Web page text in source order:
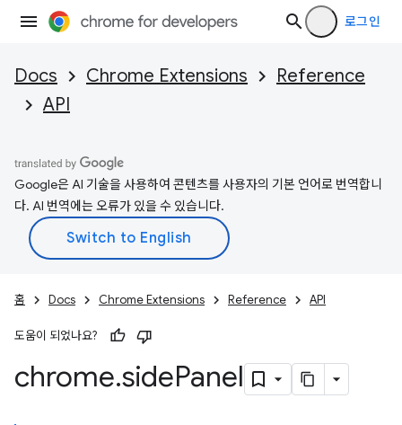
로그인
Docs Chrome Extensions
Reference
API
Google은 AI 기술을 사용하여 콘텐츠를 사용자의 기본 언어로 번역합니
다. AI 번역에는 오류가 있을 수 있습니다.
홈 Docs Chrome Extensions Reference API
도움이 되었나요?
chrome.sidePanel